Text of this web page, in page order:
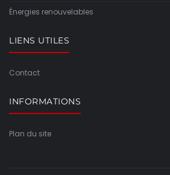
Énergies renouvelables
LIENS UTILES
Contact
INFORMATIONS
Plan du site